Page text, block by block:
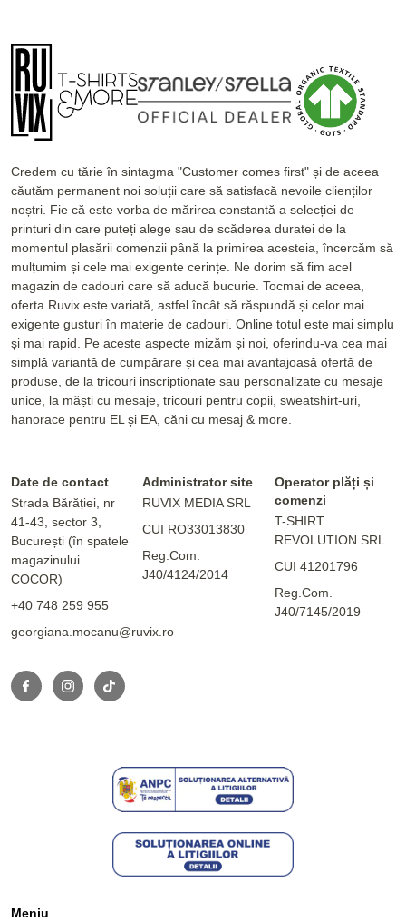
Credem cu tărie în sintagma "Customer comes first" și de aceea
căutăm permanent noi soluții care să satisfacă nevoile clienților
noștri. Fie că este vorba de mărirea constantă a selecției de
printuri din care puteți alege sau de scăderea duratei de la
momentul plasării comenzii până la primirea acesteia, încercăm să
mulțumim și cele mai exigente cerințe. Ne dorim să fim acel
magazin de cadouri care să aducă bucurie. Tocmai de aceea,
oferta Ruvix este variată, astfel încât să răspundă și celor mai
exigente gusturi în materie de cadouri. Online totul este mai simplu
și mai rapid. Pe aceste aspecte mizăm și noi, oferindu-va cea mai
simplă variantă de cumpărare și cea mai avantajoasă ofertă de
produse, de la tricouri inscripționate sau personalizate cu mesaje
unice, la măști cu mesaje, tricouri pentru copii, sweatshirt-uri,
hanorace pentru EL și EA, căni cu mesaj & more.
Date de contact
Strada Bărăției, nr
41-43, sector 3,
București (în spatele
magazinului
COCOR)
+40 748 259 955
georgiana.mocanu@ruvix.ro
Administrator site
RUVIX MEDIA SRL
CUI RO33013830
Reg.Com.
J40/4124/2014
Operator plăți și
comenzi
T-SHIRT
REVOLUTION SRL
CUI 41201796
Reg.Com.
J40/7145/2019
Meniu